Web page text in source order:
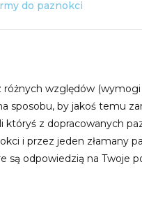
do paznokci
względów (wymogi
by jakoś temu
z dopracowanych
i przez jeden złamany
są odpowiedzią na Twoje